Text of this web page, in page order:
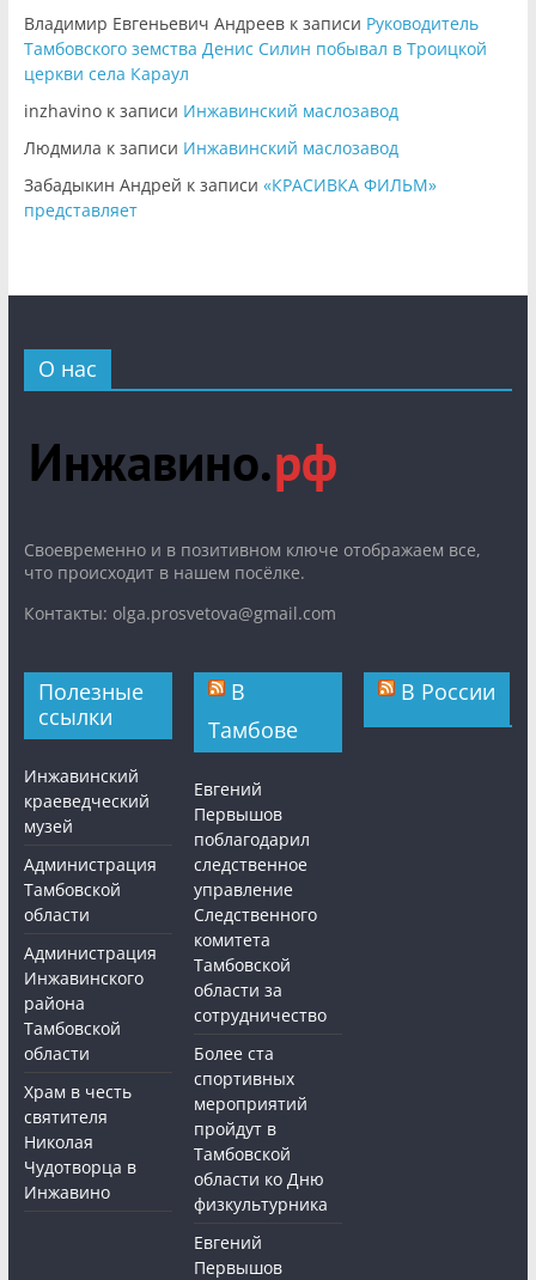
Владимир Евгеньевич Андреевк записи Руководитель
Тамбовского земства Денис Силин побывал в Троицкой
церкви села Караул
inzhavinoк записи Инжавинский маслозавод
Людмила к записи Инжавинский маслозавод
Забадыкин Андрей к записи «КРАСИВКА ФИЛЬМ»
представляет
О нас
Cвоевременно и в позитивном ключе отображаем все,
что происходит в нашем посёлке.
Контакты: olga.prosvetova@gmail.com
Полезные
ссылки
Инжавинский
краеведческий
музей
Администрация
Тамбовской
области
Администрация
Инжавинского
района
Тамбовской
области
Храм в честь
святителя
Николая
Чудотворца в
Инжавино
В
Тамбове
Евгений
Первышов
поблагодарил
следственное
управление
Следственного
комитета
Тамбовской
области за
сотрудничество
Более ста
спортивных
мероприятий
пройдут в
Тамбовской
области ко Дню
физкультурника
Евгений
Первышов
В России